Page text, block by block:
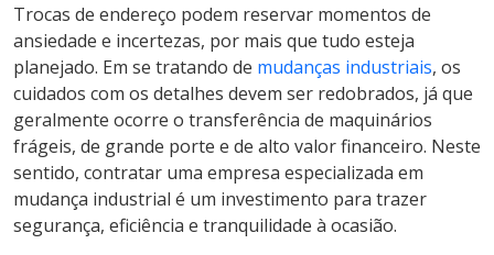
Trocas de endereço podem reservar momentos de
ansiedade e incertezas, por mais que tudo esteja
planejado. Em se tratando de mudanças industriais, os
cuidados com os detalhes devem ser redobrados, já que
geralmente ocorre o transferência de maquinários
frágeis, de grande porte e de alto valor financeiro. Neste
sentido, contratar uma empresa especializada em
mudança industrial é um investimento para trazer
segurança, eficiência e tranquilidade à ocasião.